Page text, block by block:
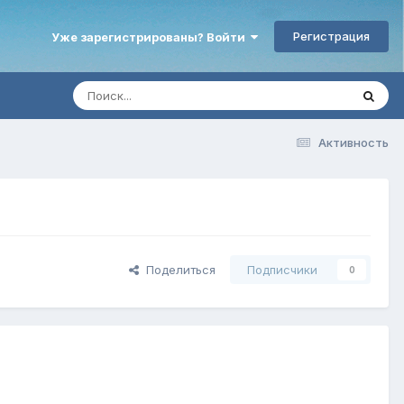
Уже зарегистрированы? Войти Регистрация
Активность
Поделиться Подписчики 0